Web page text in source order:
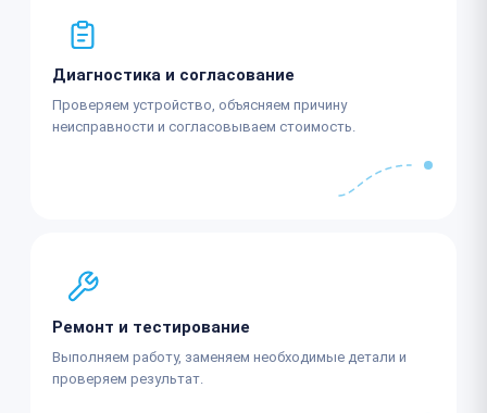
Диагностика и согласование
Проверяем устройство, объясняем причину
неисправности и согласовываем стоимость.
Ремонт и тестирование
Выполняем работу, заменяем необходимые детали и
проверяем результат.